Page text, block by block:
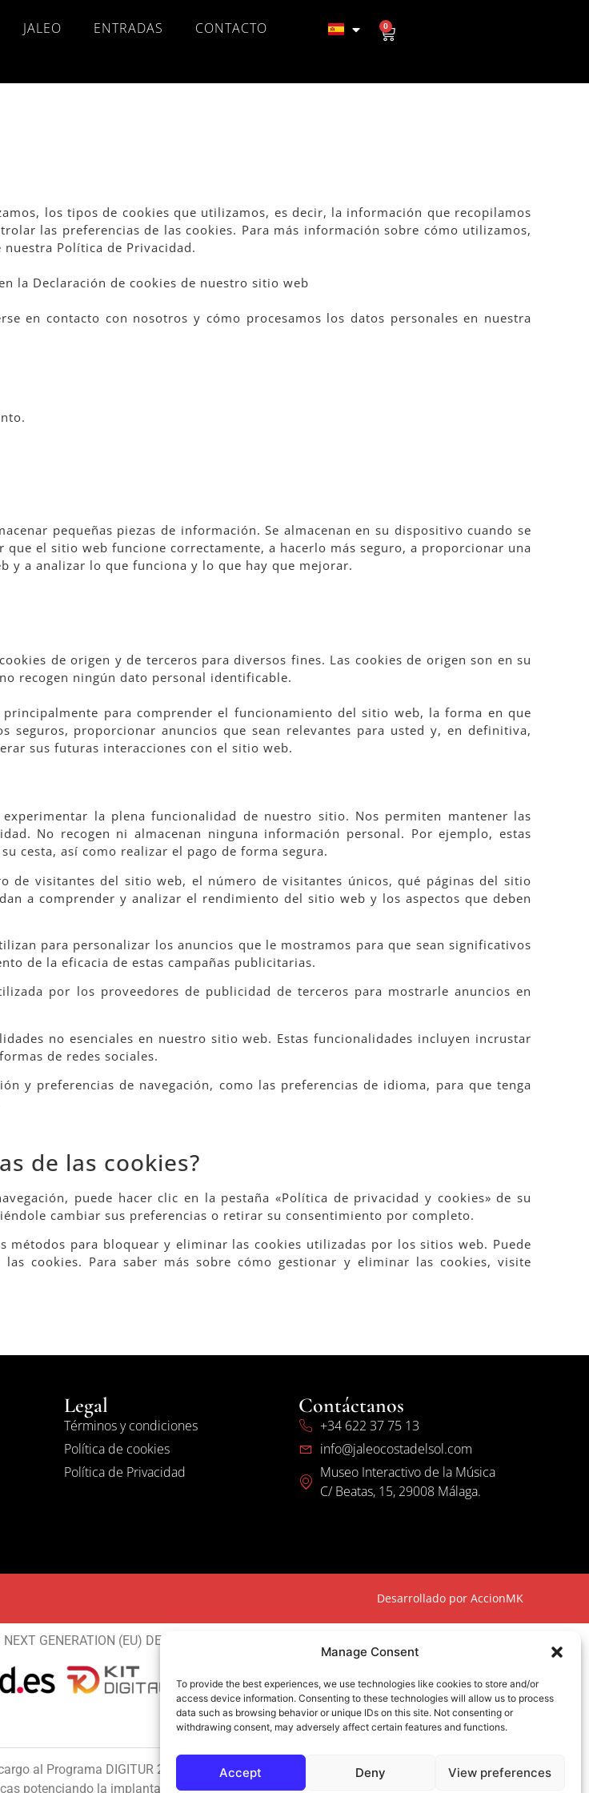
Manage Consent
To provide the best experiences, we use technologies like cookies to store and/or
access device information. Consenting to these technologies will allow us to process
data such as browsing behavior or unique IDs on this site. Not consenting or
withdrawing consent, may adversely affect certain features and functions.
Accept Deny View preferences
JALEO ENTRADAS CONTACTO 0
los tipos de cookies que utilizamos, es decir, la información que recopilamos
las preferencias de las cookies. Para más información sobre cómo utilizamos,
Política de Privacidad.
la Declaración de cookies de nuestro sitio web
en contacto con nosotros y cómo procesamos los datos personales en nuestra
pequeñas piezas de información. Se almacenan en su dispositivo cuando se
que el sitio web funcione correctamente, a hacerlo más seguro, a proporcionar una
y a analizar lo que funciona y lo que hay que mejorar.
de origen y de terceros para diversos fines. Las cookies de origen son en su
recogen ningún dato personal identificable.
para comprender el funcionamiento del sitio web, la forma en que
proporcionar anuncios que sean relevantes para usted y, en definitiva,
sus futuras interacciones con el sitio web.
la plena funcionalidad de nuestro sitio. Nos permiten mantener las
No recogen ni almacenan ninguna información personal. Por ejemplo, estas
cesta, así como realizar el pago de forma segura.
de visitantes del sitio web, el número de visitantes únicos, qué páginas del sitio
a comprender y analizar el rendimiento del sitio web y los aspectos que deben
para personalizar los anuncios que le mostramos para que sean significativos
de la eficacia de estas campañas publicitarias.
por los proveedores de publicidad de terceros para mostrarle anuncios en
no esenciales en nuestro sitio web. Estas funcionalidades incluyen incrustar
de redes sociales.
y preferencias de navegación, como las preferencias de idioma, para que tenga
de las cookies?
puede hacer clic en la pestaña «Política de privacidad y cookies» de su
cambiar sus preferencias o retirar su consentimiento por completo.
métodos para bloquear y eliminar las cookies utilizadas por los sitios web. Puede
cookies. Para saber más sobre cómo gestionar y eliminar las cookies, visite
Legal
Términos y condiciones
Política de cookies
Política de Privacidad
Contáctanos
+34 622 37 75 13
info@jaleocostadelsol.com
Museo Interactivo de la Música
C/ Beatas, 15, 29008 Málaga.
Desarrollado por AccionMK
GENERATION (EU) DEL MECANISMO DE RECUPERACIÓN Y RESILENCIA
al Programa DIGITUR 2024 FEDER de la Consejería de Turismo y Andalucía Exterior para
potenciando la implantación de soluciones digitales de de JALEO COSTA DEL SOL.